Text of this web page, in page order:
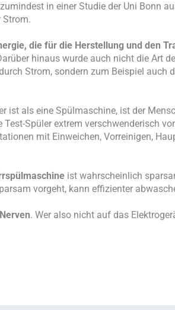
in einer Studie der Uni Bonn
Strom.
die für die Herstellung und den
hinaus wurde auch nicht die Art
Strom, sondern zum Beispiel auch
ist als eine Spülmaschine, ist der
Spüler extrem verschwenderisch
mit Einweichen, Vorreinigen,
ist wahrscheinlich
vorgeht, kann effizienter
. Wer also nicht auf das